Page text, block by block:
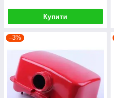
Купити
–3%